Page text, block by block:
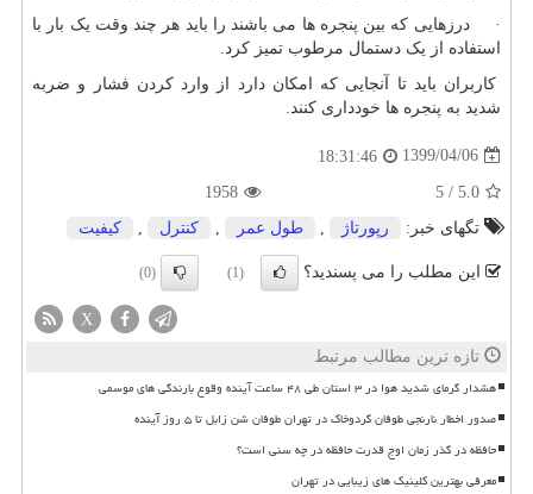
· درزهایی که بین پنجره ها می باشند را باید هر چند وقت یک بار با
استفاده از یک دستمال مرطوب تمیز کرد.
کاربران باید تا آنجایی که امکان دارد از وارد کردن فشار و ضربه
شدید به پنجره ها خودداری کنند.
1399/04/06
18:31:46
5.0
/
5
1958
تگهای خبر:
رپورتاژ طول عمر كنترل كیفیت
این مطلب را می پسندید؟ (1)
(0)
X
تازه ترین مطالب مرتبط
هشدار گرمای شدید هوا در ۳ استان طی ۴۸ ساعت آینده وقوع بارندگی های موسمی
صدور اخطار نارنجی طوفان گردوخاک در تهران طوفان شن زابل تا ۵ روز آینده
حافظه در گذر زمان اوج قدرت حافظه در چه سنی است؟
معرفی بهترین کلینیک های زیبایی در تهران